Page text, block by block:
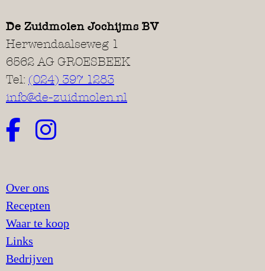
De Zuidmolen Jochijms BV
Herwendaalseweg 1
6562 AG GROESBEEK
Tel: (024) 397 1283
info@de-zuidmolen.nl
Over ons
Recepten
Waar te koop
Links
Bedrijven